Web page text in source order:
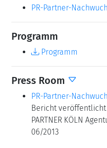
PR-Partner-
Programm
Programm
Press Room
PR-Partner-
Bericht veröffentlicht
PARTNER KÖLN
06/2013